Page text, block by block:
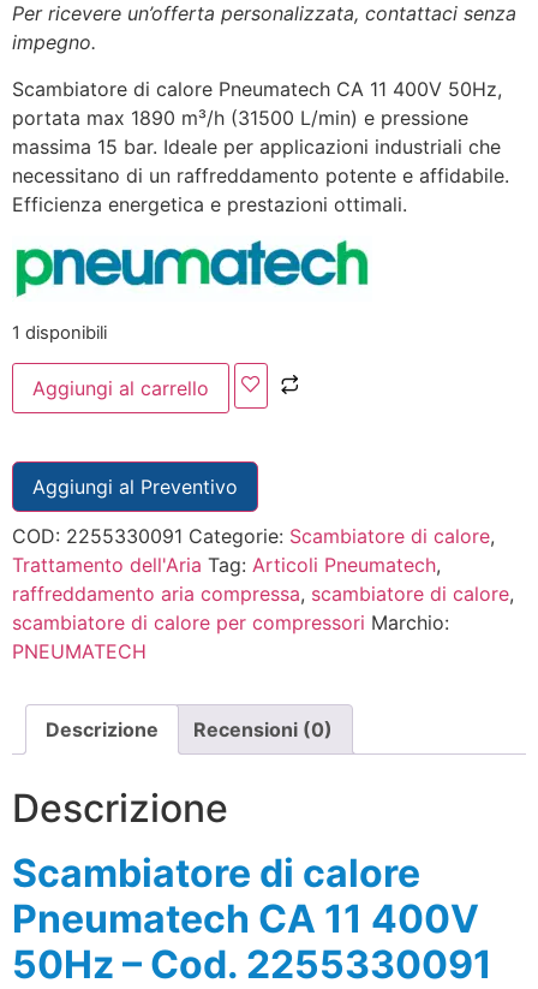
Per ricevere un’offerta personalizzata, contattaci senza
impegno.
Scambiatore di calore Pneumatech CA 11 400V 50Hz,
portata max 1890 m³/h (31500 L/min) e pressione
massima 15 bar. Ideale per applicazioni industriali che
necessitano di un raffreddamento potente e affidabile.
Efficienza energetica e prestazioni ottimali.
1 disponibili
Aggiungi al carrello
Aggiungi al Preventivo
COD: 2255330091 Categorie: Scambiatore di calore,
Trattamento dell'Aria Tag: Articoli Pneumatech,
raffreddamento aria compressa, scambiatore di calore,
scambiatore di calore per compressori Marchio:
PNEUMATECH
Descrizione Recensioni (0)
Descrizione
Scambiatore di calore
Pneumatech CA 11 400V
50Hz – Cod. 2255330091